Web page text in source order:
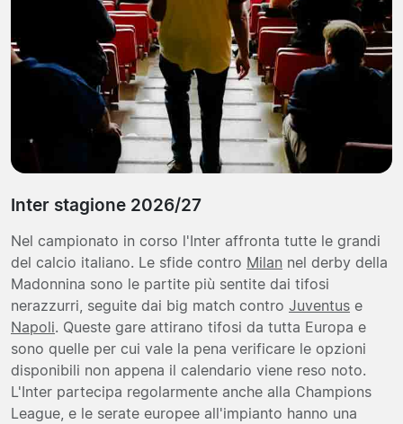
Inter stagione 2026/27
Nel campionato in corso l'Inter affronta tutte le grandi
del calcio italiano. Le sfide contro Milan nel derby della
Madonnina sono le partite più sentite dai tifosi
nerazzurri, seguite dai big match contro Juventus e
Napoli. Queste gare attirano tifosi da tutta Europa e
sono quelle per cui vale la pena verificare le opzioni
disponibili non appena il calendario viene reso noto.
L'Inter partecipa regolarmente anche alla Champions
League, e le serate europee all'impianto hanno una